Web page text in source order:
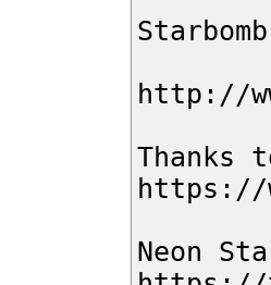
http://
Thanks
https://
Neon